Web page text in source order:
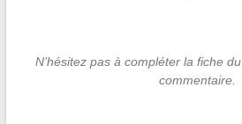
N’hésitez pas à compléter la fiche
commentaire.